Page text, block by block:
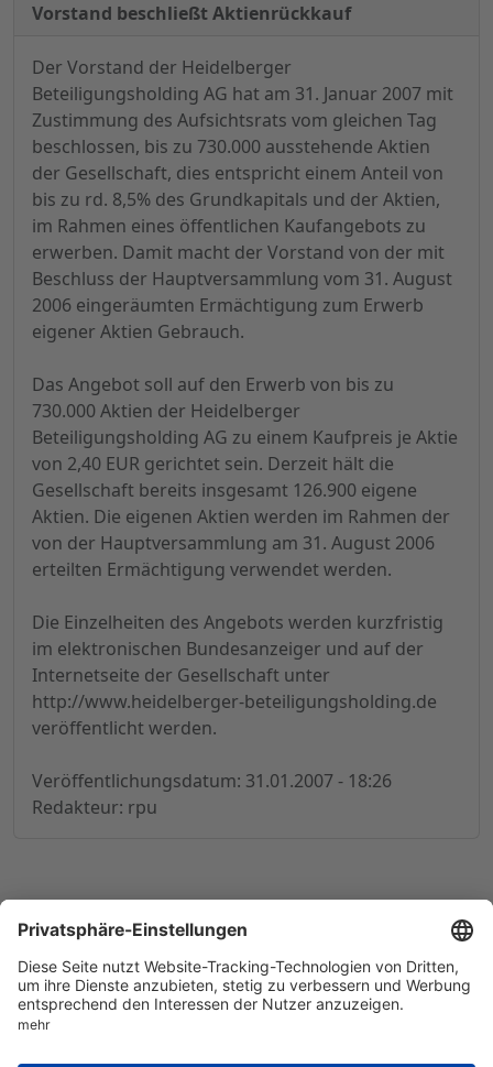
Vorstand beschließt Aktienrückkauf
Der Vorstand der Heidelberger
Beteiligungsholding AG hat am 31. Januar 2007 mit
Zustimmung des Aufsichtsrats vom gleichen Tag
beschlossen, bis zu 730.000 ausstehende Aktien
der Gesellschaft, dies entspricht einem Anteil von
bis zu rd. 8,5% des Grundkapitals und der Aktien,
im Rahmen eines öffentlichen Kaufangebots zu
erwerben. Damit macht der Vorstand von der mit
Beschluss der Hauptversammlung vom 31. August
2006 eingeräumten Ermächtigung zum Erwerb
eigener Aktien Gebrauch.
Das Angebot soll auf den Erwerb von bis zu
730.000 Aktien der Heidelberger
Beteiligungsholding AG zu einem Kaufpreis je Aktie
von 2,40 EUR gerichtet sein. Derzeit hält die
Gesellschaft bereits insgesamt 126.900 eigene
Aktien. Die eigenen Aktien werden im Rahmen der
von der Hauptversammlung am 31. August 2006
erteilten Ermächtigung verwendet werden.
Die Einzelheiten des Angebots werden kurzfristig
im elektronischen Bundesanzeiger und auf der
Internetseite der Gesellschaft unter
http://www.heidelberger-beteiligungsholding.de
veröffentlicht werden.
Veröffentlichungsdatum: 31.01.2007 - 18:26
Redakteur: rpu
© 1998-2026by GSC Research GmbH
Datenschutz